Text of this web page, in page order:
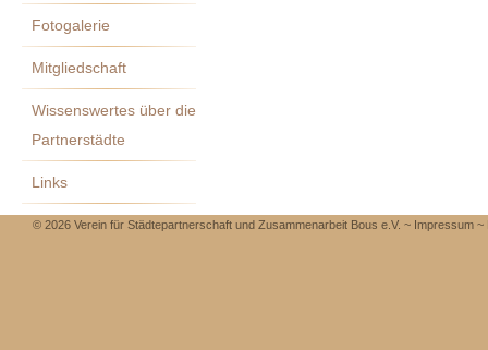
Fotogalerie
Mitgliedschaft
Wissenswertes über die
Partnerstädte
Links
© 2026 Verein für Städtepartnerschaft und Zusammenarbeit Bous e.V. ~ Impressum ~